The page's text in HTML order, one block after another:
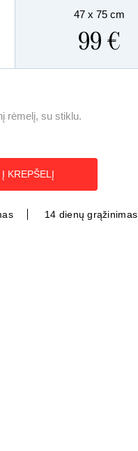
47 x 75 cm
99 €
rėmelį, su stiklu.
KREPŠELĮ
14 dienų grąžinimas